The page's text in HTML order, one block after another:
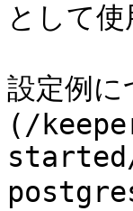
として使
設定例
(/